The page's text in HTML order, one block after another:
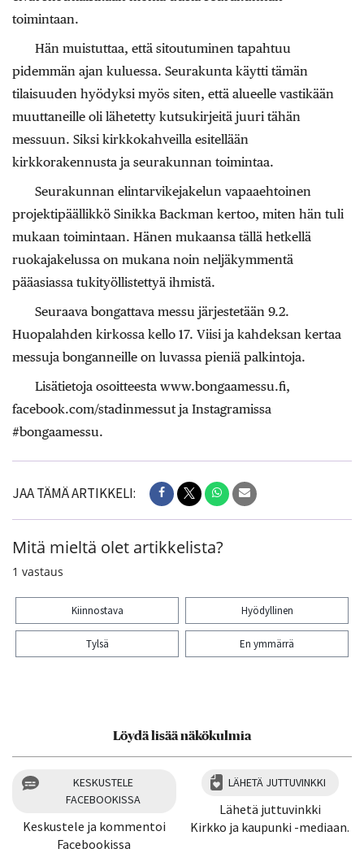
toimintaan.
Hän muistuttaa, että sitoutuminen tapahtuu
pidemmän ajan kuluessa. Seurakunta käytti tämän
tilaisuuden hyödyksi myös siten, että alueelle vastikään
muuttaneille oli lähetetty kutsukirjeitä juuri tähän
messuun. Siksi kirkkokahveilla esitellään
kirkkorakennusta ja seurakunnan toimintaa.
Seurakunnan elintarvikejakelun vapaaehtoinen
projektipäällikkö Sinikka Backman kertoo, miten hän tuli
mukaan toimintaan. Hänen mukaansa tällä hetkellä
ruokajakelussa on mukana noin neljäkymmentä
pääasiassa tukityöllistettyä ihmistä.
Seuraava bongattava messu järjestetään 9.2.
Huopalahden kirkossa kello 17. Viisi ja kahdeksan kertaa
messuja bonganneille on luvassa pieniä palkintoja.
Lisätietoja osoitteesta www.bongaamessu.fi,
facebook.com/stadinmessut ja Instagramissa
#bongaamessu.
JAA TÄMÄ ARTIKKELI:
Mitä mieltä olet artikkelista?
1 vastaus
Kiinnostava Hyödyllinen
Tylsä En ymmärrä
Löydä lisää näkökulmia
KESKUSTELE
FACEBOOKISSA
Keskustele ja kommentoi
Facebookissa
LÄHETÄ JUTTUVINKKI
Lähetä juttuvinkki
Kirkko ja kaupunki -mediaan.